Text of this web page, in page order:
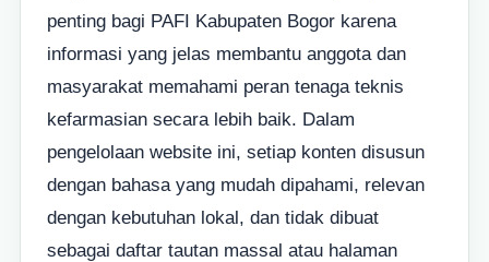
penting bagi PAFI Kabupaten Bogor karena
informasi yang jelas membantu anggota dan
masyarakat memahami peran tenaga teknis
kefarmasian secara lebih baik. Dalam
pengelolaan website ini, setiap konten disusun
dengan bahasa yang mudah dipahami, relevan
dengan kebutuhan lokal, dan tidak dibuat
sebagai daftar tautan massal atau halaman